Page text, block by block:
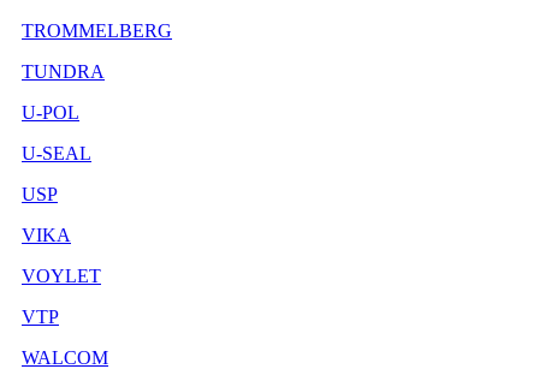
TROMMELBERG
TUNDRA
U-POL
U-SEAL
USP
VIKA
VOYLET
VTP
WALCOM